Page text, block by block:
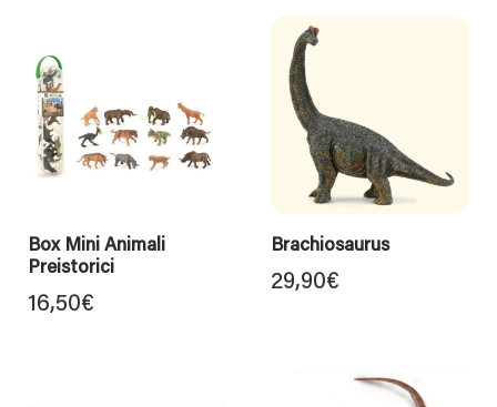
Box Mini Animali
Preistorici
16,50€
Brachiosaurus
29,90€